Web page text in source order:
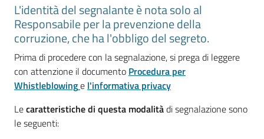
Registrati
L'identità del segnalante è nota solo al
Responsabile per la prevenzione della
corruzione, che ha l'obbligo del segreto.
Prima di procedere con la segnalazione, si prega di leggere
con attenzione il documento Procedura per
Whistleblowinge l'informativa privacy
Lecaratteristiche di questa modalitàdi segnalazione sono
le seguenti: